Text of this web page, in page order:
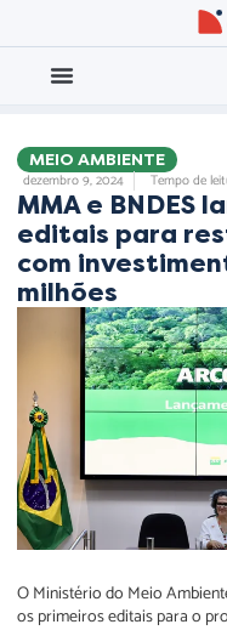
MEIO AMBIENTE
dezembro 9, 2024 Tempo de
MMA e BNDES
editais para
com
milhões
O Ministério do Meio
os primeiros editais para o